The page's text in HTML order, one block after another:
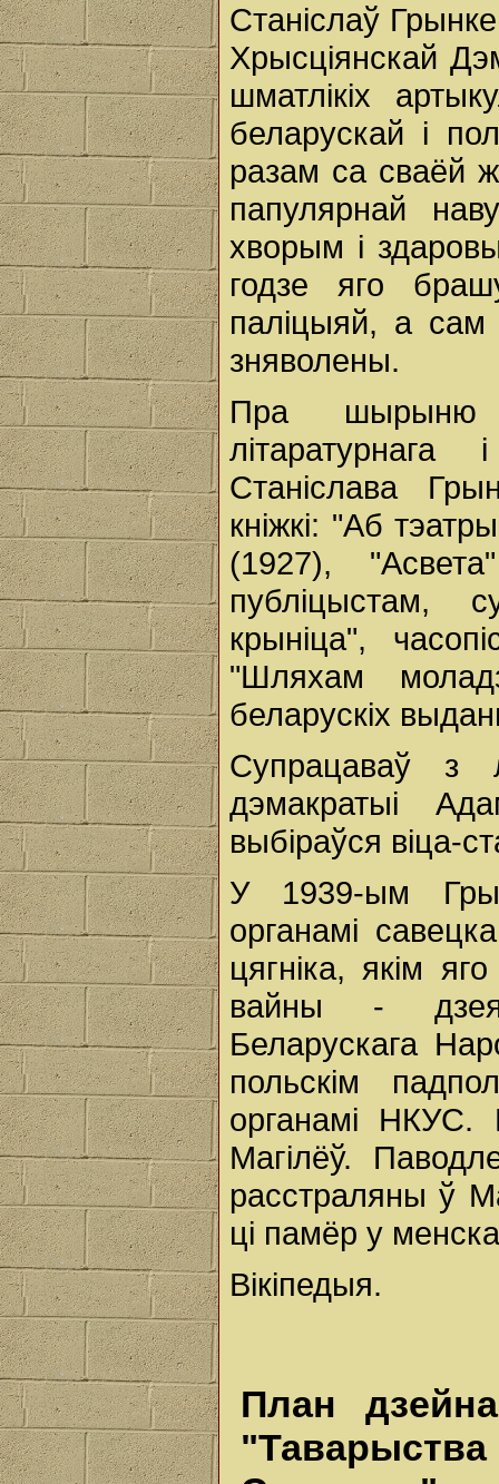
Станіслаў
Хрысціянскай
шматлікіх
беларускай і
разам са сваёй
папулярнай
хворым і
годзе яго
паліцыяй, а
зняволены.
Пра шырыню
літаратурнага
Станіслава
кніжкі: "Аб
(1927),
публіцыстам,
крыніца",
"Шляхам
беларускіх
Супрацаваў з
дэмакратыі
выбіраўся віца-
У 1939-ым
органамі
цягніка, якім
вайны - дзеяч
Беларускага
польскім
органамі
Магілёў.
расстраляны ў
ці памёр у
Вікіпедыя.
План